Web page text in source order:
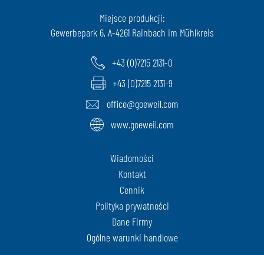
Miejsce produkcji:
Gewerbepark 6, A-4261 Rainbach im Mühlkreis
+43 (0)7215 2131-0
+43 (0)7215 2131-9
office@goeweil.com
www.goeweil.com
Wiadomości
Kontakt
Cennik
Polityka prywatności
Dane Firmy
Ogólne warunki handlowe